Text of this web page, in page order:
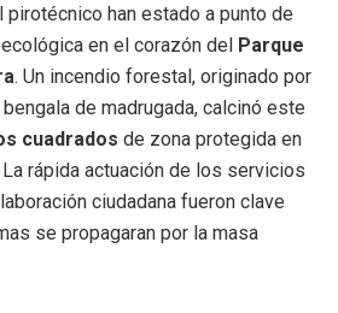
han estado a punto de
en el corazón del Parque
. Un incendio forestal, originado por
de madrugada, calcinó este
cuadrados de zona protegida en
rápida actuación de los servicios
ciudadana fueron clave
se propagaran por la masa